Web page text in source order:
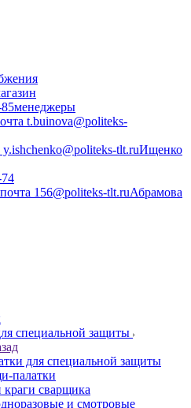
менеджеры
t.buinova@politeks-
tlt.ruИщенко
156@politeks-tlt.ruАбрамова
специальной защиты
для специальной защиты
палатки
сварщика
и смотровые